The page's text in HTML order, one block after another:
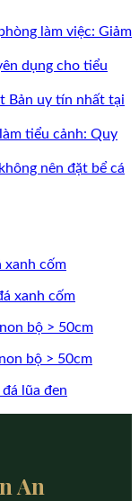
làm việc: Giảm
dụng cho tiểu
Bản uy tín nhất tại
tiểu cảnh: Quy
nên đặt bể cá
xanh cốm
xanh cốm
bộ > 50cm
bộ > 50cm
đá lũa đen
An